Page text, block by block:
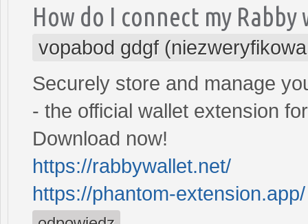
How do I connect my Rabby
vopabod gdgf
Securely store and manage
- the official wallet extension
Download now!
https://rabbywallet.net/
https://phantom-extension.app/